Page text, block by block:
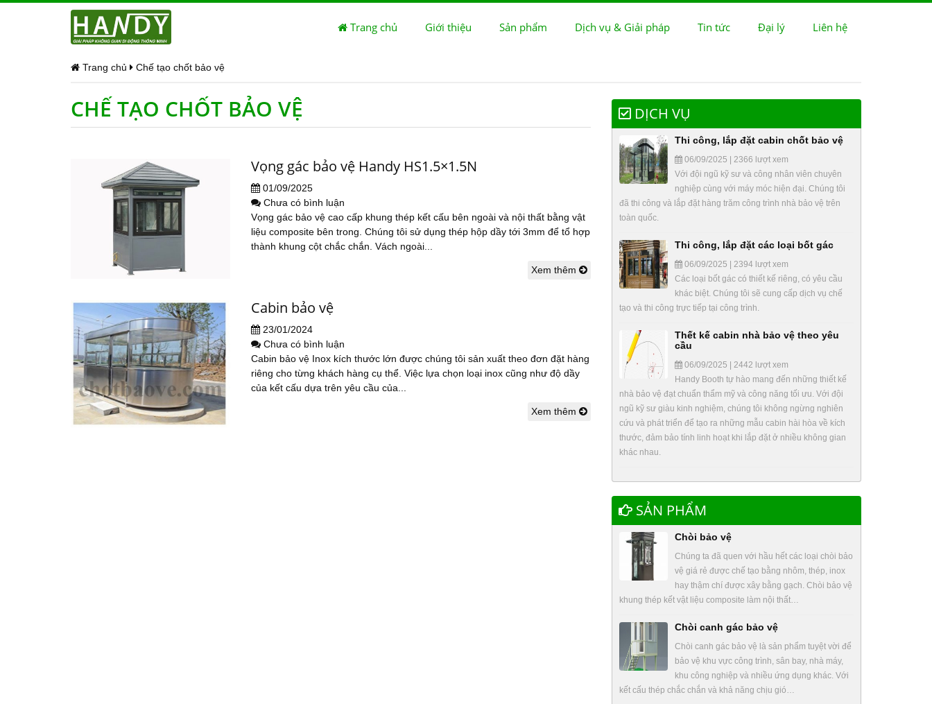
Trang chủ Giới thiệu Sản phẩm Dịch vụ & Giải pháp Tin tức Đại lý Liên hệ
Trang chủ Chế tạo chốt bảo vệ
CHẾ TẠO CHỐT BẢO VỆ
Vọng gác bảo vệ Handy HS1.5×1.5N
01/09/2025
Chưa có bình luận
Vọng gác bảo vệ cao cấp khung thép kết cấu bên ngoài và nội thất bằng vật
liệu composite bên trong. Chúng tôi sử dụng thép hộp dầy tới 3mm để tổ hợp
thành khung cột chắc chắn. Vách ngoài...
Xem thêm
Cabin bảo vệ
23/01/2024
Chưa có bình luận
Cabin bảo vệ Inox kích thước lớn được chúng tôi sản xuất theo đơn đặt hàng
riêng cho từng khách hàng cụ thể. Việc lựa chọn loại inox cũng như độ dầy
của kết cấu dựa trên yêu cầu của...
Xem thêm
DỊCH VỤ
Thi công, lắp đặt cabin chốt bảo vệ
06/09/2025 | 2366 lượt xem
Với đội ngũ kỹ sư và công nhân viên chuyên
nghiệp cùng với máy móc hiện đại. Chúng tôi
đã thi công và lắp đặt hàng trăm công trình nhà bảo vệ trên
toàn quốc.
Thi công, lắp đặt các loại bốt gác
06/09/2025 | 2394 lượt xem
Các loại bốt gác có thiết kế riêng, có yêu cầu
khác biệt. Chúng tôi sẽ cung cấp dịch vụ chế
tạo và thi công trực tiếp tại công trình.
Thết kế cabin nhà bảo vệ theo yêu
cầu
06/09/2025 | 2442 lượt xem
Handy Booth tự hào mang đến những thiết kế
nhà bảo vệ đạt chuẩn thẩm mỹ và công năng tối ưu. Với đội
ngũ kỹ sư giàu kinh nghiệm, chúng tôi không ngừng nghiên
cứu và phát triển để tạo ra những mẫu cabin hài hòa về kích
thước, đảm bảo tính linh hoạt khi lắp đặt ở nhiều không gian
khác nhau.
SẢN PHẨM
Chòi bảo vệ
Chúng ta đã quen với hầu hết các loại chòi bảo
vệ giá rẻ được chế tạo bằng nhôm, thép, inox
hay thậm chí được xây bằng gạch. Chòi bảo vệ
khung thép kết vật liệu composite làm nội thất…
Chòi canh gác bảo vệ
Chòi canh gác bảo vệ là sản phẩm tuyệt vời để
bảo vệ khu vực công trình, sân bay, nhà máy,
khu công nghiệp và nhiều ứng dụng khác. Với
kết cấu thép chắc chắn và khả năng chịu gió…